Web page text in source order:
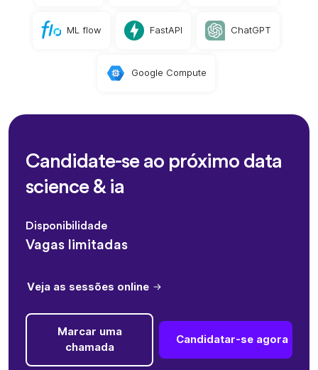
ML flow FastAPI ChatGPT
Google Compute
Candidate-se ao próximo data
science & ia
Disponibilidade
Vagas limitadas
Veja as sessões online
Marcar uma
chamada
Candidatar-se agora